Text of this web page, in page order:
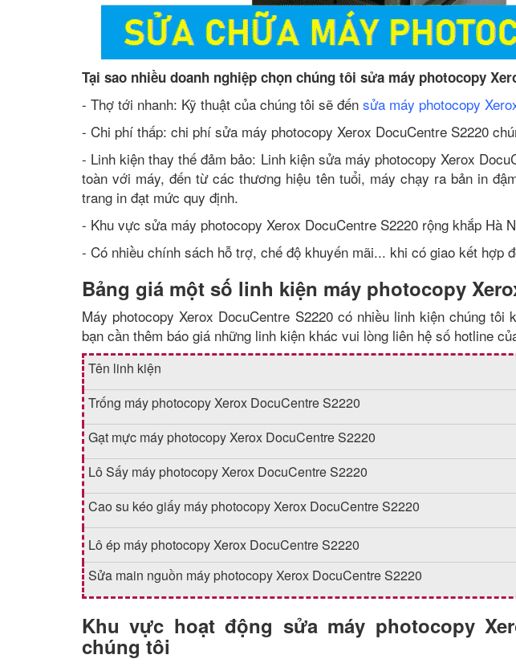
Tại sao nhiều doanh nghiệp chọn chúng tôi sửa máy photocopy
- Thợ tới nhanh: Kỹ thuật của chúng tôi sẽ đến sửa máy photocopy
- Chi phí thấp: chi phí sửa máy photocopy Xerox DocuCentre S2220
- Linh kiện thay thế đảm bảo: Linh kiện sửa máy photocopy Xerox
toàn với máy, đến từ các thương hiệu tên tuổi, máy chạy ra bản in
trang in đạt mức quy định.
- Khu vực sửa máy photocopy Xerox DocuCentre S2220 rộng khắp Hà
- Có nhiều chính sách hỗ trợ, chế độ khuyến mãi... khi có giao kết hợp
Bảng giá một số linh kiện máy photocopy
Máy photocopy Xerox DocuCentre S2220 có nhiều linh kiện chúng
bạn cần thêm báo giá những linh kiện khác vui lòng liên hệ số hotline
Tên linh kiện
Trống máy photocopy Xerox DocuCentre S2220
Gạt mực máy photocopy Xerox DocuCentre S2220
Lô Sấy máy photocopy Xerox DocuCentre S2220
Cao su kéo giấy máy photocopy Xerox DocuCentre S2220
Lô ép máy photocopy Xerox DocuCentre S2220
Sửa main nguồn máy photocopy Xerox DocuCentre S2220
Khu vực hoạt động sửa máy photocopy
chúng tôi